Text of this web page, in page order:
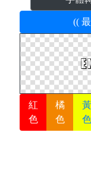
((
紅
色
橘
色
黃
色